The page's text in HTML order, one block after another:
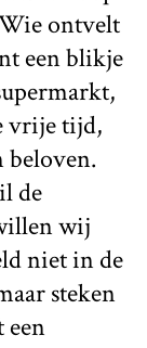
ontvelt
een blikje
vrije tijd,
beloven.
de
wij
niet in de
steken
een